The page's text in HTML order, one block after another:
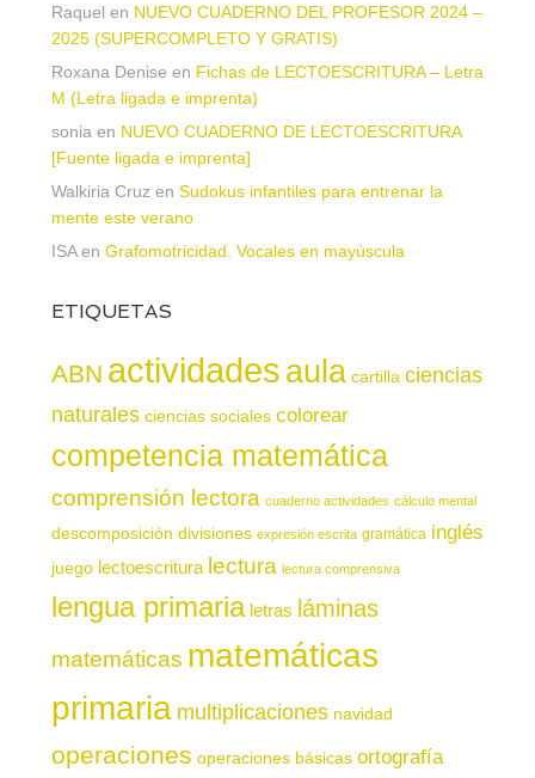
Raquel en NUEVO CUADERNO DEL PROFESOR 2024 –
2025 (SUPERCOMPLETO Y GRATIS)
Roxana Denise en Fichas de LECTOESCRITURA – Letra
M (Letra ligada e imprenta)
sonia en NUEVO CUADERNO DE LECTOESCRITURA
[Fuente ligada e imprenta]
Walkiria Cruz en Sudokus infantiles para entrenar la
mente este verano
ISAen Grafomotricidad. Vocales en mayúscula
ETIQUETAS
ABN actividadesaula cartilla ciencias
naturales ciencias sociales colorear
competencia matemática
comprensión lectora cuaderno actividades cálculo mental
descomposición divisiones expresión escrita gramática inglés
juego lectoescritura lectura lectura comprensiva
lengua primaria letras láminas
matemáticas matemáticas
primaria multiplicaciones navidad
operaciones operaciones básicas ortografía